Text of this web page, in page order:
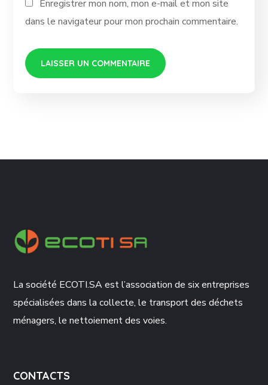
Enregistrer mon nom, mon e-mail et mon site
dans le navigateur pour mon prochain commentaire.
La société ECOTI.SA est l’association de six entreprises
spécialisées dans la collecte, le transport des déchets
ménagers, le nettoiement des voies.
CONTACTS